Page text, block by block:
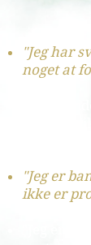
"Jeg har
noget at
"Jeg har
"Jeg er
ikke er